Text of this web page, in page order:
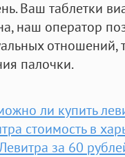
Ваш таблетки
наш оператор
отношений,
палочки.
ли купить
стоимость в
за 60